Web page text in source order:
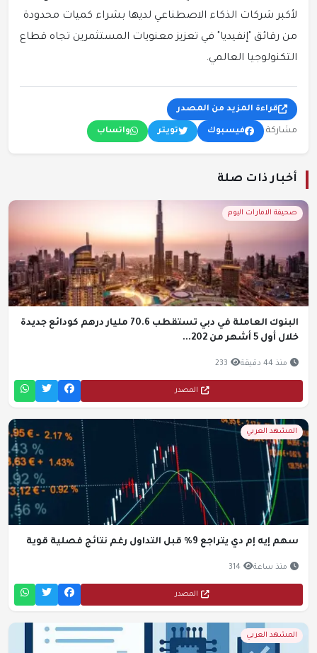
لأكبر شركات الذكاء الاصطناعي لديها بشراء كميات محدودة
من رقائق "إنفيديا" في تعزيز معنويات المستثمرين تجاه قطاع
التكنولوجيا العالمي.
قراءة المزيد من المصدر
مشاركة: فيسبوك تويتر واتساب
أخبار ذات صلة
صحيفة الامارات اليوم
البنوك العاملة في دبي تستقطب 70.6 مليار درهم كودائع جديدة
خلال أول 5 أشهر من 202...
منذ 44 دقيقة 233
المصدر
المشهد العربي
سهم إيه إم دي يتراجع 9% قبل التداول رغم نتائج فصلية قوية
منذ ساعة 314
المصدر
المشهد العربي